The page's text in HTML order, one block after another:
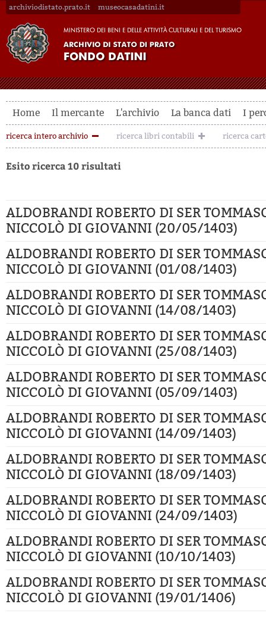
archiviodistato.prato.it museocasadatini.it
Home Il mercante L'archivio La banca dati I
ricerca intero archivio ricerca libri contabili ricerca
Esito ricerca 10 risultati
ALDOBRANDI ROBERTO DI SER
NICCOLÒ DI GIOVANNI (20/05/1403)
ALDOBRANDI ROBERTO DI SER
NICCOLÒ DI GIOVANNI (01/08/1403)
ALDOBRANDI ROBERTO DI SER
NICCOLÒ DI GIOVANNI (14/08/1403)
ALDOBRANDI ROBERTO DI SER
NICCOLÒ DI GIOVANNI (25/08/1403)
ALDOBRANDI ROBERTO DI SER
NICCOLÒ DI GIOVANNI (05/09/1403)
ALDOBRANDI ROBERTO DI SER
NICCOLÒ DI GIOVANNI (14/09/1403)
ALDOBRANDI ROBERTO DI SER
NICCOLÒ DI GIOVANNI (18/09/1403)
ALDOBRANDI ROBERTO DI SER
NICCOLÒ DI GIOVANNI (24/09/1403)
ALDOBRANDI ROBERTO DI SER
NICCOLÒ DI GIOVANNI (10/10/1403)
ALDOBRANDI ROBERTO DI SER
NICCOLÒ DI GIOVANNI (19/01/1406)